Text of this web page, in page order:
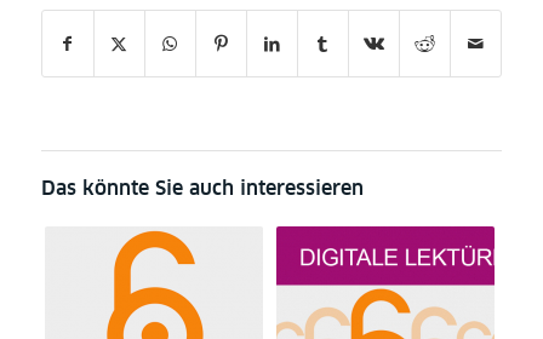
Das könnte Sie auch interessieren